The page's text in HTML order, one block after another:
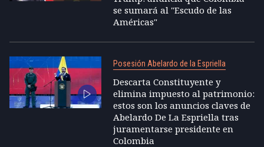
se sumará al "Escudo de las
Américas"
Posesión Abelardo de la Espriella
Descarta Constituyente y
elimina impuesto al patrimonio:
estos son los anuncios claves de
Abelardo De La Espriella tras
juramentarse presidente en
Colombia